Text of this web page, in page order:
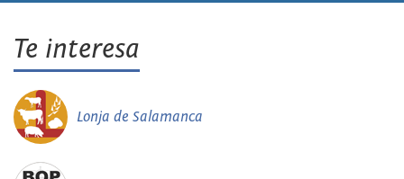
Te interesa
Lonja de Salamanca